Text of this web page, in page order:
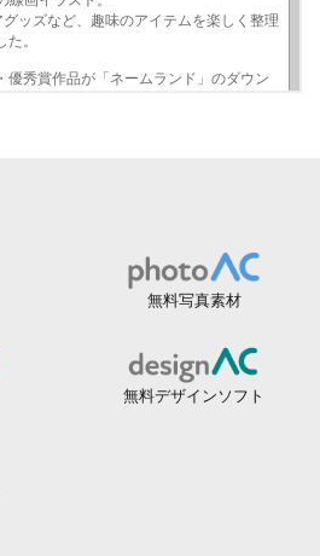
無料写真素材
無料デザインソフト